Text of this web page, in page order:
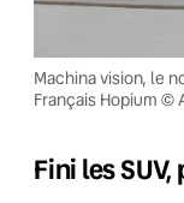
Machina vision, le
Français Hopium ©
Fini les